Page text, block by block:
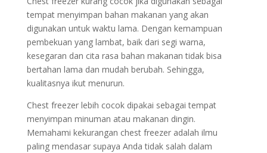
tempat menyimpan bahan makanan yang akan
digunakan untuk waktu lama. Dengan kemampuan
pembekuan yang lambat, baik dari segi warna,
kesegaran dan cita rasa bahan makanan tidak bisa
bertahan lama dan mudah berubah. Sehingga,
kualitasnya ikut menurun.
Chest freezer lebih cocok dipakai sebagai tempat
menyimpan minuman atau makanan dingin.
Memahami kekurangan chest freezer adalah ilmu
paling mendasar supaya Anda tidak salah dalam